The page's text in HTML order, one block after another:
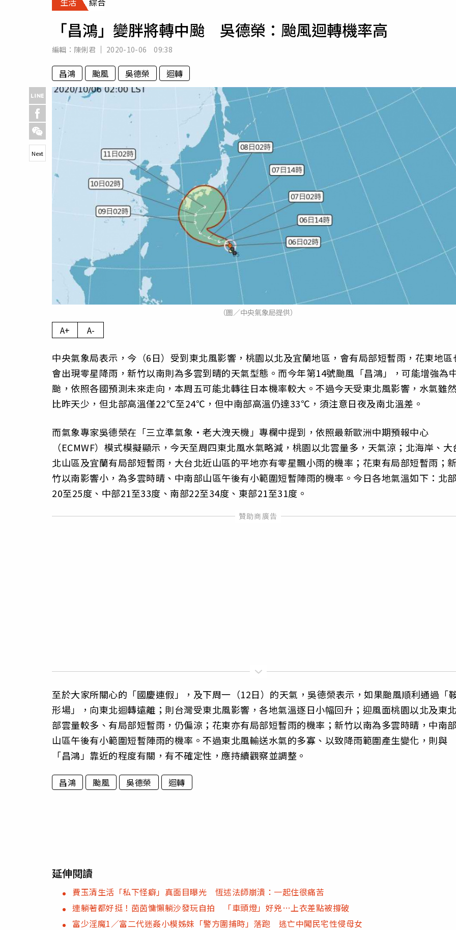
專欄
房產新勢力
運勢
「昌鴻」變胖將轉中颱 吳德榮：颱風迴轉機率高
編輯： 陳俐君 2020-10-06 09:38
昌鴻 颱風 吳德榮 迴轉
（圖／中央氣象局提供）
Next
A+ A-
中央氣象局表示，今（6日）受到東北風影響，桃園以北及宜蘭地區，會有局部短暫雨，花東地區
會出現零星降雨，新竹以南則為多雲到晴的天氣型態。而今年第14號颱風「昌鴻」，可能增強為
颱，依照各國預測未來走向，本周五可能北轉往日本機率較大。不過今天受東北風影響，水氣雖
比昨天少，但北部高溫僅22℃至24℃，但中南部高溫仍達33℃，須注意日夜及南北溫差。
而氣象專家吳德榮在「三立準氣象‧老大洩天機」專欄中提到，依照最新歐洲中期預報中心
（ECMWF）模式模擬顯示，今天至周四東北風水氣略減，桃園以北雲量多，天氣涼；北海岸、大
北山區及宜蘭有局部短暫雨，大台北近山區的平地亦有零星飄小雨的機率；花東有局部短暫雨；
竹以南影響小，為多雲時晴、中南部山區午後有小範圍短暫陣雨的機率。今日各地氣溫如下：北
20至25度、中部21至33度、南部22至34度、東部21至31度。
至於大家所關心的「國慶連假」，及下周一（12日）的天氣，吳德榮表示，如果颱風順利通過「
形場」，向東北迴轉遠離；則台灣受東北風影響，各地氣溫逐日小幅回升；迎風面桃園以北及東
部雲量較多、有局部短暫雨，仍偏涼；花東亦有局部短暫雨的機率；新竹以南為多雲時晴，中南
山區午後有小範圍短暫陣雨的機率。不過東北風輸送水氣的多寡、以致降雨範圍產生變化，則與
「昌鴻」靠近的程度有關，有不確定性，應持續觀察並調整。
昌鴻 颱風 吳德榮 迴轉
延伸閱讀
費玉清生活「私下怪癖」真面目曝光 恆述法師崩潰：一起住很痛苦
連躺著都好挺！茵茵慵懶躺沙發玩自拍 「車頭燈」好兇…上衣差點被撐破
富少淫魔1／富二代迷姦小模姊妹「警方圍捕時」落跑 逃亡中闖民宅性侵母女